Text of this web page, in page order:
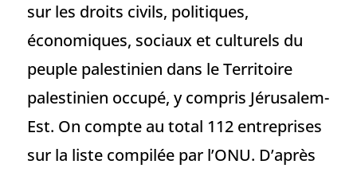
sur les droits civils, politiques,
économiques, sociaux et culturels du
peuple palestinien dans le Territoire
palestinien occupé, y compris Jérusalem-
Est. On compte au total 112 entreprises
sur la liste compilée par l’ONU. D’après